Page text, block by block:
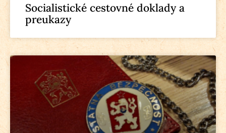
Socialistické cestovné doklady a
preukazy